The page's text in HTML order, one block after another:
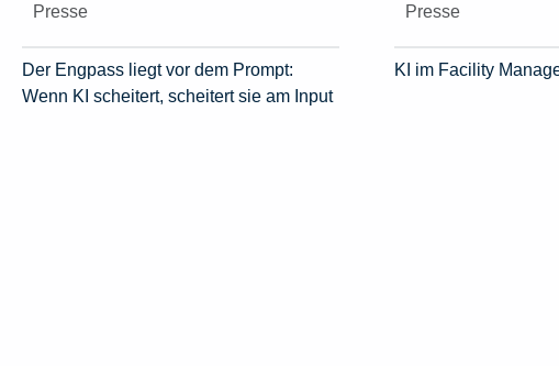
Presse
Der Engpass liegt vor dem Prompt:
Wenn KI scheitert, scheitert sie am Input
Presse
KI im Facility